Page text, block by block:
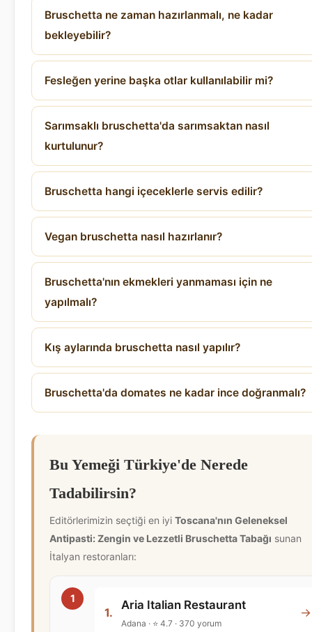
Bruschetta ne zaman hazırlanmalı, ne kadar
bekleyebilir?
Fesleğen yerine başka otlar kullanılabilir mi?
Sarımsaklı bruschetta'da sarımsaktan nasıl
kurtulunur?
Bruschetta hangi içeceklerle servis edilir?
Vegan bruschetta nasıl hazırlanır?
Bruschetta'nın ekmekleri yanmaması için ne
yapılmalı?
Kış aylarında bruschetta nasıl yapılır?
Bruschetta'da domates ne kadar ince doğranmalı?
Bu Yemeği Türkiye'de Nerede
Tadabilirsin?
Editörlerimizin seçtiği en iyi Toscana'nın Geleneksel
Antipasti: Zengin ve Lezzetli Bruschetta Tabağı sunan
İtalyan restoranları:
1.
Aria Italian Restaurant
Adana · ⭐ 4.7 · 370 yorum
→